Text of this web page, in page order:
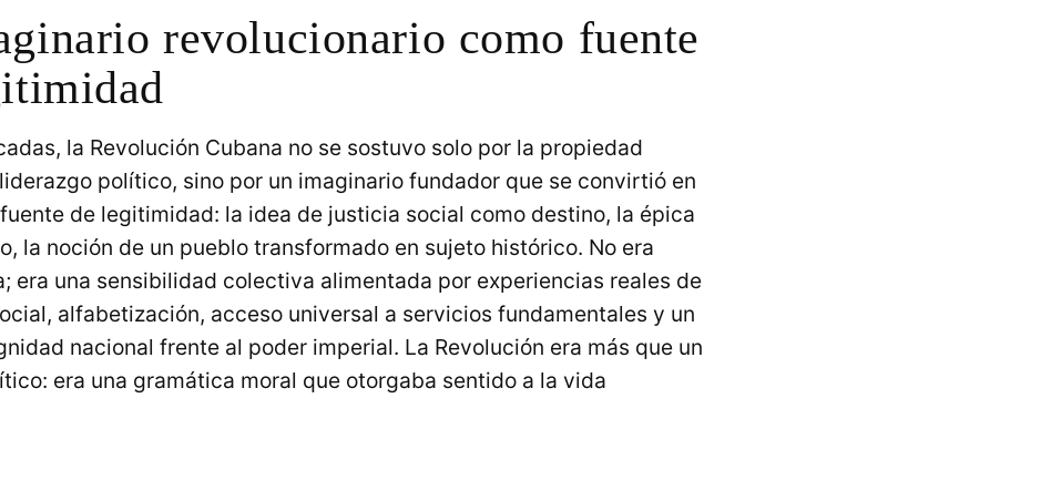
revolucionario como fuente
la Revolución Cubana no se sostuvo solo por la propiedad
político, sino por un imaginario fundador que se convirtió en
de legitimidad: la idea de justicia social como destino, la épica
la noción de un pueblo transformado en sujeto histórico. No era
era una sensibilidad colectiva alimentada por experiencias reales de
alfabetización, acceso universal a servicios fundamentales y un
nacional frente al poder imperial. La Revolución era más que un
era una gramática moral que otorgaba sentido a la vida